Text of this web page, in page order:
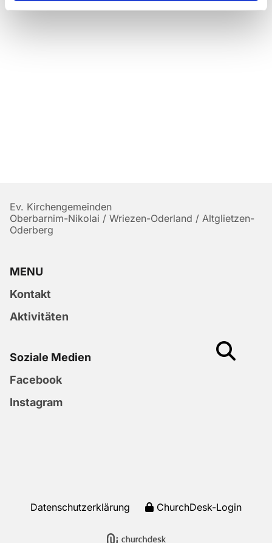
Ev. Kirchengemeinden
Oberbarnim-Nikolai / Wriezen-Oderland / Altglietzen-
Oderberg
MENU
Kontakt
Aktivitäten
Soziale Medien
Facebook
Instagram
Datenschutzerklärung ChurchDesk-Login